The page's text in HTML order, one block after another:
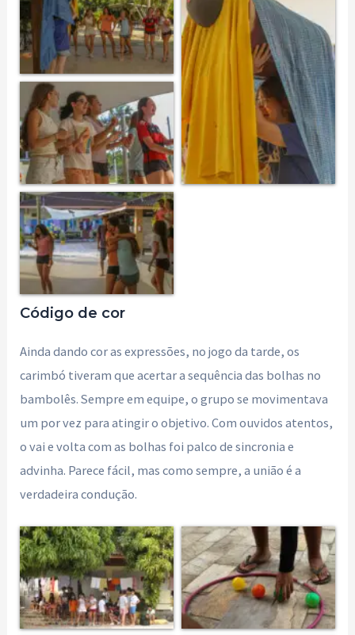
Código de cor
Ainda dando cor as expressões, no jogo da tarde, os
carimbó tiveram que acertar a sequência das bolhas no
bambolês. Sempre em equipe, o grupo se movimentava
um por vez para atingir o objetivo. Com ouvidos atentos,
o vai e volta com as bolhas foi palco de sincronia e
advinha. Parece fácil, mas como sempre, a união é a
verdadeira condução.